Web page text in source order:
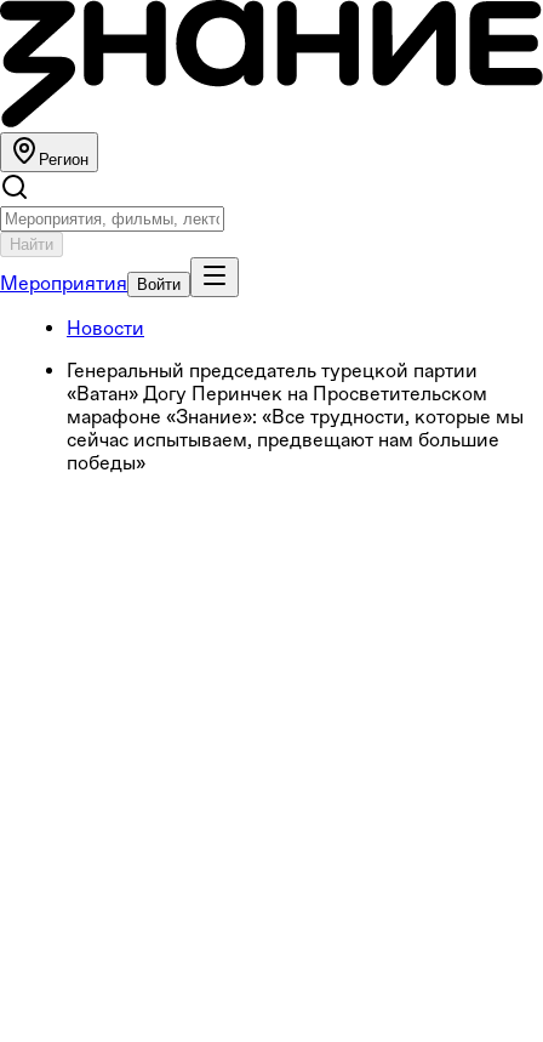
Регион
Найти
Мероприятия Войти
Новости
Генеральный председатель турецкой партии
«Ватан» Догу Перинчек на Просветительском
марафоне «Знание»: «Все трудности, которые мы
сейчас испытываем, предвещают нам большие
победы»